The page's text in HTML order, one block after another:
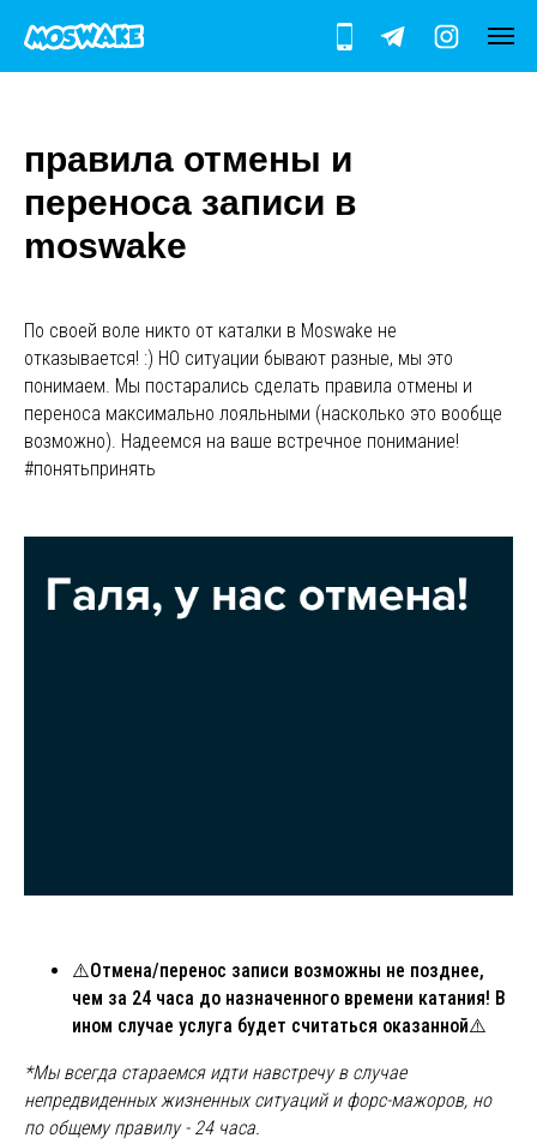
правила отмены и
переноса записи в
moswake
По своей воле никто от каталки в Moswake не
отказывается! :) НО ситуации бывают разные, мы это
понимаем. Мы постарались сделать правила отмены и
переноса максимально лояльными (насколько это вообще
возможно). Надеемся на ваше встречное понимание!
#понятьпринять
⚠️Отмена/перенос записи возможны не позднее,
чем за 24 часа до назначенного времени катания! В
ином случае услуга будет считаться оказанной⚠️
*Мы всегда стараемся идти навстречу в случае
непредвиденных жизненных ситуаций и форс-мажоров, но
по общему правилу - 24 часа.